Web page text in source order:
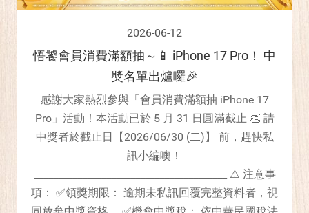
2026-06-12
悟饕會員消費滿額抽～📱 iPhone 17 Pro！ 中
奬名單出爐囉🎉
感謝大家熱烈參與「會員消費滿額抽 iPhone 17
Pro」活動！本活動已於 5 月 31 日圓滿截止 👏 請
中獎者於截止日【2026/06/30 (二)】 前，趕快私
訊小編噢！
________________________________________ ⚠️ 注意事
項： ✅領獎期限： 逾期未私訊回覆完整資料者，視